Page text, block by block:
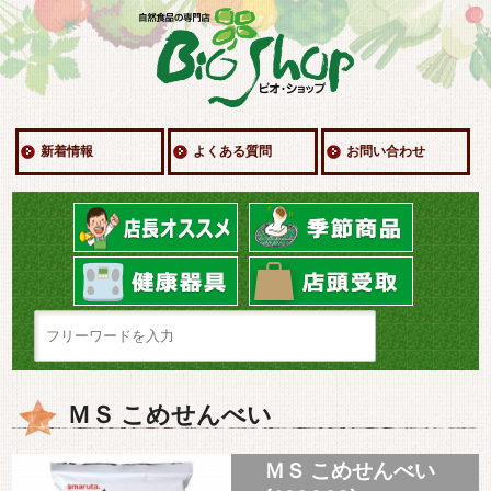
新着情報 よくある質問 お問い合わせ
ＭＳ こめせんべい
ＭＳ こめせんべい